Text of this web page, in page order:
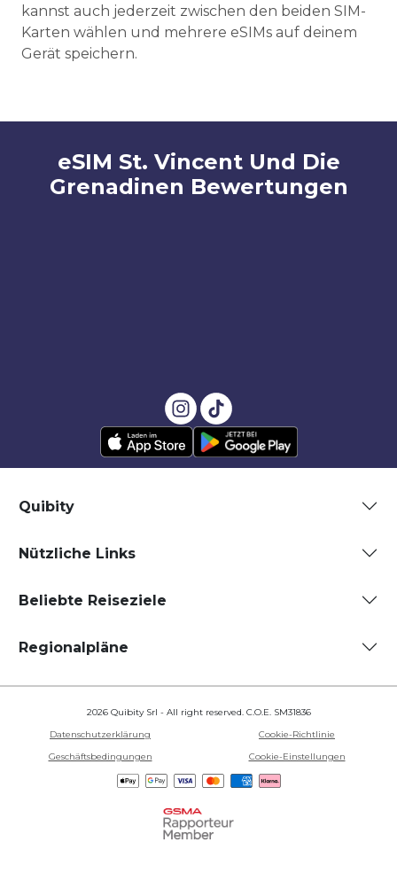
kannst auch jederzeit zwischen den beiden SIM-
Karten wählen und mehrere eSIMs auf deinem
Gerät speichern.
eSIM St. Vincent Und Die
Grenadinen Bewertungen
Quibity
Nützliche Links
Beliebte Reiseziele
Regionalpläne
2026 Quibity Srl - All right reserved. C.O.E. SM31836
Datenschutzerklärung
Cookie-Richtlinie
Geschäftsbedingungen
Cookie-Einstellungen